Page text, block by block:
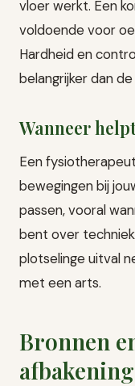
vloer werkt. Een
voldoende voor
Hardheid en
belangrijker dan
Wanneer
Een
bewegingen bij
passen, vooral
bent over
plotselinge uitval
met een arts.
Bronnen
afbakening